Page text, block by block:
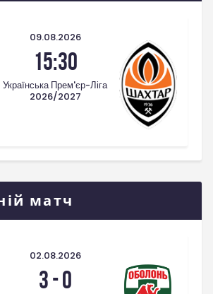
09.08.2026
15:30
Українська Прем'єр-Ліга
2026/2027
матч
02.08.2026
3-0